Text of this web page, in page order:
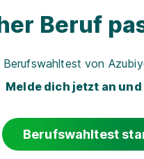
Beruf
von
Melde dich jetzt an und
Berufswahltest